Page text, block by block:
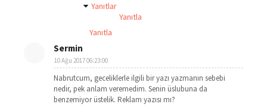
Yanıtlar
Yanıtla
Yanıtla
Sermin
10 Ağu 2017 06:23:00
Nabrutcum, geceliklerle ilgili bir yazı yazmanın sebebi
nedir, pek anlam veremedim. Senin üslubuna da
benzemiyor üstelik. Reklam yazısı mı?